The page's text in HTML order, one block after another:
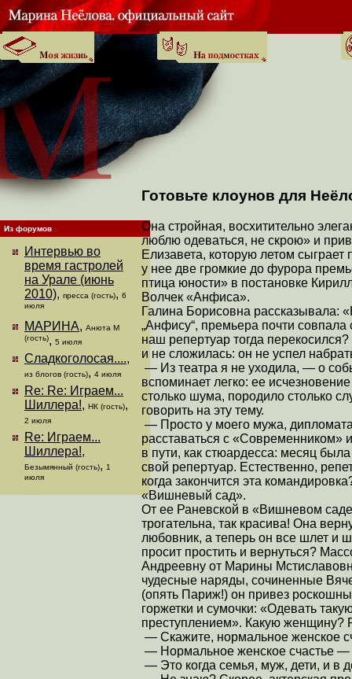
Из форумов
Интервью во
время гастролей
на Урале (июнь
2010), пресса (гость), 6
июля
МАРИНА, Анюта М
(гость), 5 июля
Сладкоголосая....,
из блогов (гость), 4 июля
Re: Re: Играем...
Шиллера!, НК (гость),
2 июля
Re: Играем...
Шиллера!,
Безымянный (гость), 1
июля
Готовьте клоунов для
Она стройная, восхитительно
люблю одеваться, не скрою» и
Елизавета, которую летом
у нее две громкие до фурора
птица юности» в постановке
Волчек «Анфиса».
Галина Борисовна рассказывала:
„Анфису“, премьера почти
наш репертуар тогда
и не сложилась: он не успел
— Из театра я не уходила, — о
вспоминает легко: ее
столько шума, породило столько
говорить на эту тему.
— Просто у моего мужа,
расставаться с «Современником»
в пути, как стюардесса: месяц
свой репертуар. Естественно,
когда закончится эта
«Вишневый сад».
От ее Раневской в «Вишневом
трогательна, так красива! Она
любовник, а теперь он все шлет
просит простить и вернуться?
Андреевну от Марины
чудесные наряды, сочиненные
(опять Париж!) он привез
горжетки и сумочки: «Одевать
преступлением». Какую женщину?
— Скажите, нормальное женское
— Нормальное женское счастье —
— Это когда семья, муж, дети, и в